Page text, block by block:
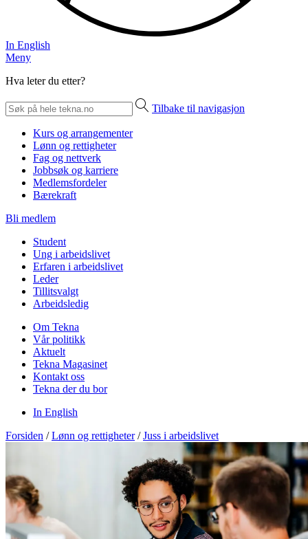
In English
Meny
Hva leter du etter?
Tilbake til navigasjon
Kurs og arrangementer
Lønn og rettigheter
Fag og nettverk
Jobbsøk og karriere
Medlemsfordeler
Bærekraft
Bli medlem
Student
Ung i arbeidslivet
Erfaren i arbeidslivet
Leder
Tillitsvalgt
Arbeidsledig
Om Tekna
Vår politikk
Aktuelt
Tekna Magasinet
Kontakt oss
Tekna der du bor
In English
Forsiden / Lønn og rettigheter / Juss i arbeidslivet